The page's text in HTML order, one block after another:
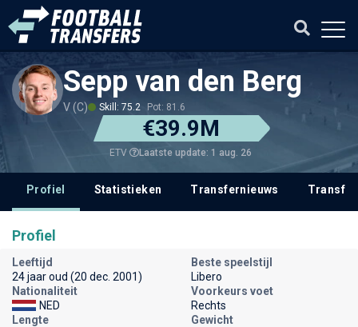
Sepp van den Berg
V (C) Skill: 75.2 Pot: 81.6
€39.9M
ETV Laatste update: 1 aug. 26
Profiel Statistieken Transfernieuws
Profiel
Leeftijd
24 jaar oud (20 dec. 2001)
Beste speelstijl
Libero
Nationaliteit
NED
Voorkeurs voet
Rechts
Lengte
Gewicht